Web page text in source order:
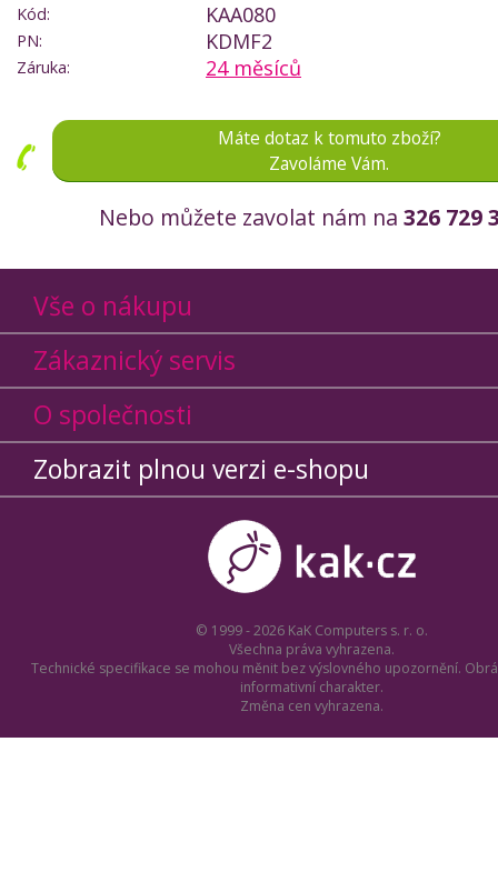
Kód: KAA080
PN: KDMF2
Záruka: 24 měsíců
Máte dotaz k tomuto zboží?
Zavoláme Vám.
Nebo můžete zavolat nám na 326 729
Vše o nákupu
Zákaznický servis
O společnosti
Zobrazit plnou verzi e-shopu
© 1999 - 2026 KaK Computers s. r. o.
Všechna práva vyhrazena.
Technické specifikace se mohou měnit bez výslovného upozornění.
informativní charakter.
Změna cen vyhrazena.